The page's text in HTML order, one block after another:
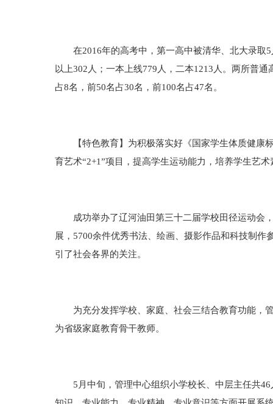
在2016年的高考中，第一高中被清华、北大录取5
以上302人；一本上线779人，二本1213人。两所普
占8名，前50名占30名，前100名占47名。
【特色教育】为积极落实好《国家学生体质健康标
育艺术“2+1”项目，提高学生运动能力，培养学生艺
成功举办了辽河油田第三十二届学校田径运动会，
展，5700余件优秀书法、绘画、摄影作品和科技制
引了社会各界的关注。
为充分发挥学校、家庭、社会三结合教育功能，管
为省级家庭教育骨干教师。
5月中旬，管理中心组织小学校长、中层主任共46